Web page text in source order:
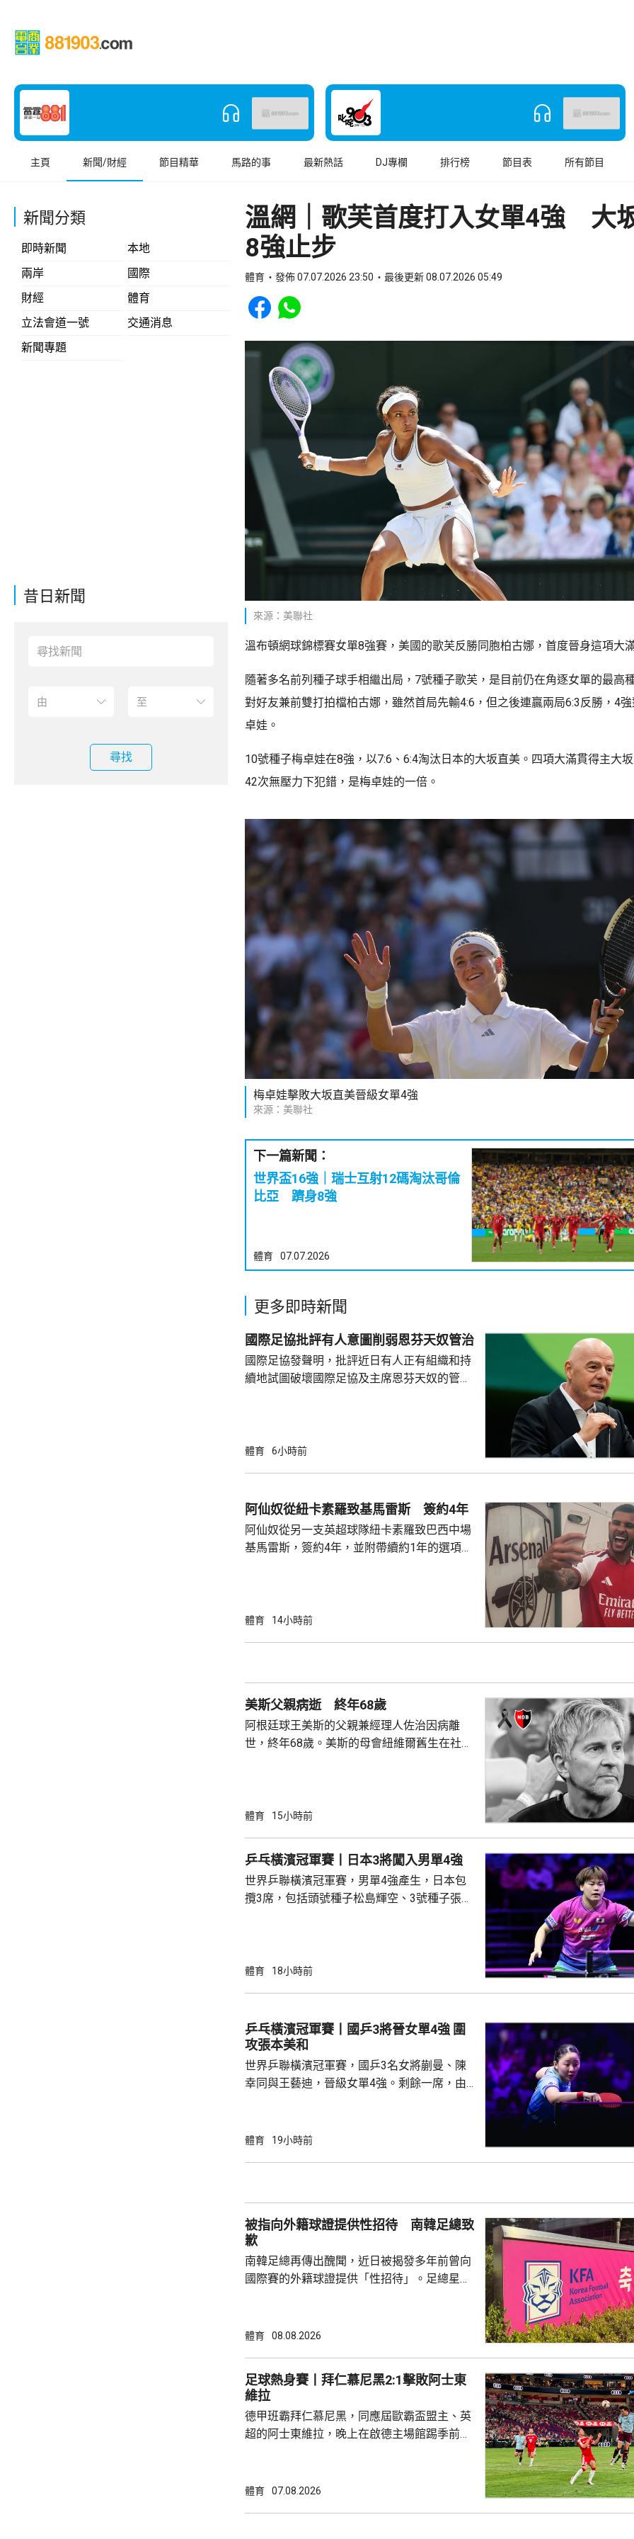
主頁 新聞/財經 節目精華 馬路的事 最新熱話 DJ專欄 排行榜 節目表 所有節目
新聞分類
即時新聞
本地
兩岸
國際
財經
體育
立法會道一號
交通消息
新聞專題
昔日新聞
尋找
溫網｜歌芙首度打入女單4強 大
8強止步
體育 發佈 07.07.2026 23:50 最後更新 08.07.2026 05:49
Share to Facebook
Share to WhatsApp
來源：美聯社
溫布頓網球錦標賽女單8強賽，美國的歌芙反勝同胞柏古娜，首度晉身這項大
隨著多名前列種子球手相繼出局，7號種子歌芙，是目前仍在角逐女單的最高
對好友兼前雙打拍檔柏古娜，雖然首局先輸4:6，但之後連贏兩局6:3反勝，4
卓娃。
10號種子梅卓娃在8強，以7:6、6:4淘汰日本的大坂直美。四項大滿貫得主大
42次無壓力下犯錯，是梅卓娃的一倍。
梅卓娃擊敗大坂直美晉級女單4強
來源：美聯社
下一篇新聞：
世界盃16強｜瑞士互射12碼淘汰哥倫
比亞 躋身8強
體育 07.07.2026
更多即時新聞
國際足協批評有人意圖削弱恩芬天奴管治
國際足協發聲明，批評近日有人正有組織和持
續地試圖破壞國際足協及主席恩芬天奴的管
迎合理監督，但不代表可以歪曲事實，以及誇
大壓力下，放棄出售世界盃等賽事股權的融資
計劃，但繼續面臨下台壓力。多個地區的足
總...
體育 6小時前
阿仙奴從紐卡素羅致基馬雷斯 簽約4年
阿仙奴從另一支英超球隊紐卡素羅致巴西中場
基馬雷斯，簽約4年，並附帶續約1年的選項。
核心，對紐卡素近年提升戰績發揮重要作用。
體育 14小時前
美斯父親病逝 終年68歲
阿根廷球王美斯的父親兼經理人佐治因病離
世，終年68歲。美斯的母會紐維爾舊生在社交
3:0大勝阿爾及利亞。美斯攻入第一球後激動
經歷了艱難複雜的日子，感謝隊友支持，希望
他堅強面對。 美斯在童年時去到西班牙巴塞羅
那，其後加入巴塞青訓學院，他父...
體育 15小時前
乒乓橫濱冠軍賽丨日本3將闖入男單4強
世界乒聯橫濱冠軍賽，男單4強產生，日本包
攬3席，包括頭號種子松島輝空、3號種子張本
勝，他士氣大振，再連贏3局11:9、11:4及
克南韓的張禹珍，驚險出線。 篠塚大登晚上對
陣2號種子、法...
體育 18小時前
乒乓橫濱冠軍賽丨國乒3將晉女單4強 圍
攻張本美和
世界乒聯橫濱冠軍賽，國乒3名女將蒯曼、陳
幸同與王藝迪，晉級女單4強。剩餘一席，由
進入狀態，連贏3局11:7、11:8及11:4；早田希
韓一姐申裕斌，同樣以4:1勝出，在4強將會
對...
體育 19小時前
被指向外籍球證提供性招待 南韓足總致
歉
南韓足總再傳出醜聞，近日被揭發多年前曾向
國際賽的外籍球證提供「性招待」。足總星期
革，保證加強組織內部的透明度和誠信，以滿
月至翌年3月期間，曾在首爾、蔚山等地的風
俗場所，向十多名外籍球證提供「性招待」，
每人涉及的費用由數十萬至近百萬韓...
體育 08.08.2026
足球熱身賽丨拜仁慕尼黑2:1擊敗阿士東
維拉
德甲班霸拜仁慕尼黑，同應屆歐霸盃盟主、英
超的阿士東維拉，晚上在啟德主場館踢季前熱
射，貼柱出底線，之後阿歷山大柏夫洛域在禁
體育 07.08.2026